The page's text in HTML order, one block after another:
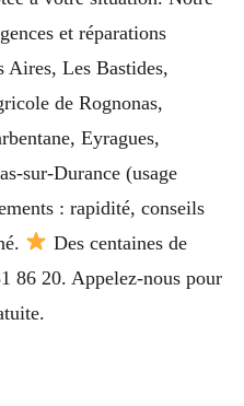
et réparations
Aires, Les Bastides,
de Rognonas,
Eyragues,
sur-Durance (usage
: rapidité, conseils
Des centaines de
86 20. Appelez-nous pour